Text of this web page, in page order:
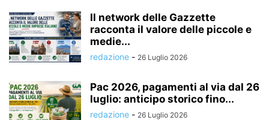
Il network delle Gazzette
racconta il valore delle piccole e
medie...
redazione - 26 Luglio 2026
Pac 2026, pagamenti al via dal 26
luglio: anticipo storico fino...
redazione - 26 Luglio 2026